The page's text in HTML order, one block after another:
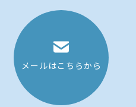
メールはこちらから